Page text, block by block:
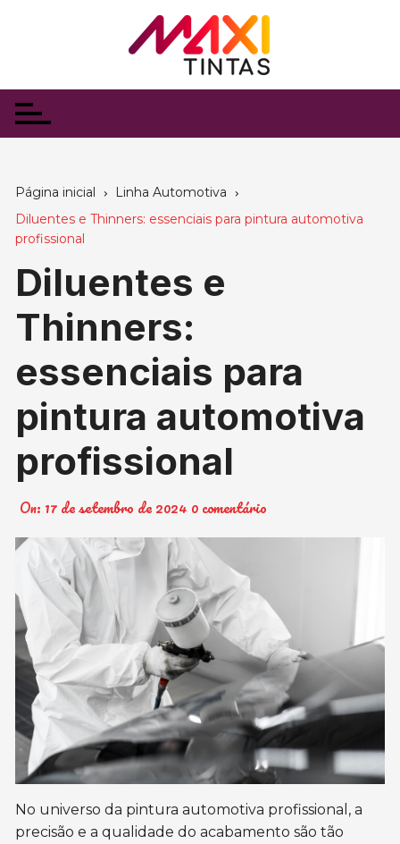
Página inicial
Linha Automotiva
Diluentes e Thinners: essenciais para pintura automotiva
profissional
Diluentes e
Thinners:
essenciais para
pintura automotiva
profissional
On: 17 de setembro de 2024 0 comentário
No universo da pintura automotiva profissional, a
precisão e a qualidade do acabamento são tão